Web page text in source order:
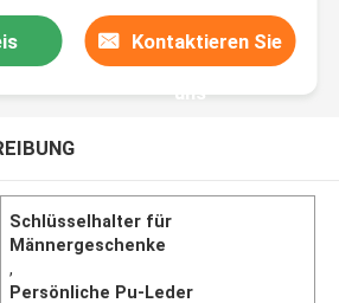
Kontaktieren Sie
uns
Schlüsselhalter für
Männergeschenke
,
Persönliche Pu-Leder